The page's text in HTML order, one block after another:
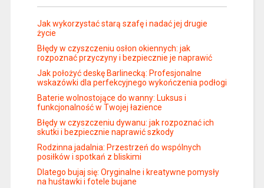
Jak wykorzystać starą szafę i nadać jej drugie
życie
Błędy w czyszczeniu osłon okiennych: jak
rozpoznać przyczyny i bezpiecznie je naprawić
Jak położyć deskę Barlinecką: Profesjonalne
wskazówki dla perfekcyjnego wykończenia podłogi
Baterie wolnostojące do wanny: Luksus i
funkcjonalność w Twojej łazience
Błędy w czyszczeniu dywanu: jak rozpoznać ich
skutki i bezpiecznie naprawić szkody
Rodzinna jadalnia: Przestrzeń do wspólnych
posiłków i spotkań z bliskimi
Dlatego bujaj się: Oryginalne i kreatywne pomysły
na huśtawki i fotele bujane